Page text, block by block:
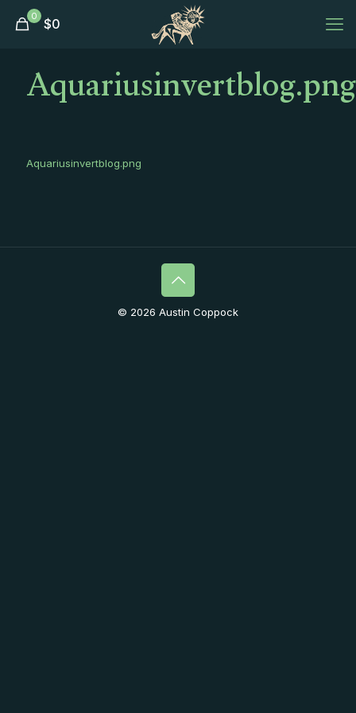
0 $0
Aquariusinvertblog.png
Aquariusinvertblog.png
© 2026 Austin Coppock